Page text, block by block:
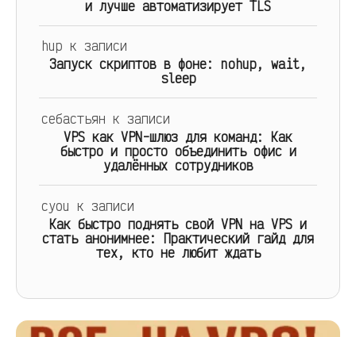
и лучше автоматизирует TLS
hup к записи
Запуск скриптов в фоне: nohup, wait,
sleep
себастьян к записи
VPS как VPN-шлюз для команд: Как
быстро и просто объединить офис и
удалённых сотрудников
cyou к записи
Как быстро поднять свой VPN на VPS и
стать анонимнее: Практический гайд для
тех, кто не любит ждать